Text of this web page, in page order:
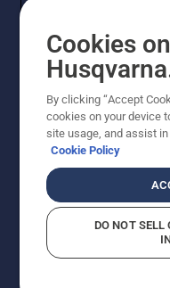
Outros sites
Trabalhe Conosco
Cookies on
By clicking “Accept
cookies on your device
site usage, and assist
Cookie Policy
DO NOT SELL